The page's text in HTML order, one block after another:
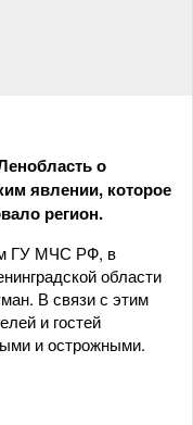
о
явлении, которое
регион.
ГУ МЧС РФ, в
области
В связи с этим
и гостей
и острожными.